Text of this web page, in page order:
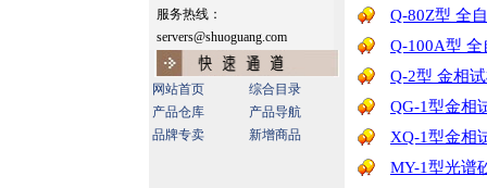
服务热线：
servers@shuoguang.com
网站首页
综合目录
产品仓库
产品导航
品牌专卖
新增商品
Q-80Z型 全
Q-100A型
Q-2型 金相
QG-1型金相
XQ-1型金相
MY-1型光谱